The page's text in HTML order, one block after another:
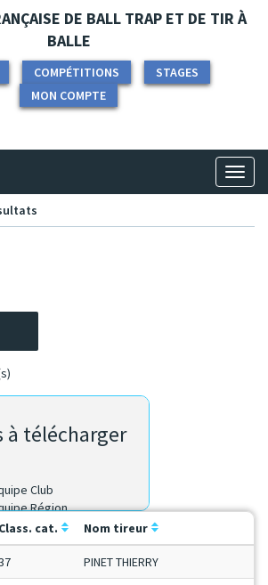
DE BALL TRAP ET DE TIR À
BALLE
COMPÉTITIONS
STAGES
MON COMPTE
à télécharger
Club
Région
Class. cat. Nom tireur
PINET THIERRY